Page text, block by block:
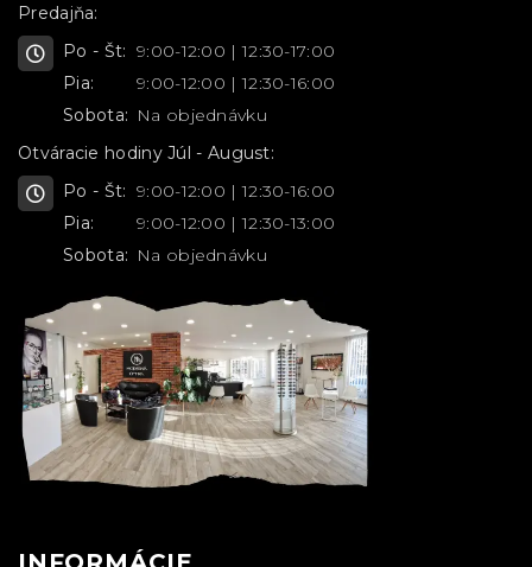
Predajňa:
Po - Št: 9:00-12:00 | 12:30-17:00
Pia:
9:00-12:00 | 12:30-16:00
Sobota: Na objednávku
Otváracie hodiny Júl - August:
Po - Št: 9:00-12:00 | 12:30-16:00
Pia:
9:00-12:00 | 12:30-13:00
Sobota: Na objednávku